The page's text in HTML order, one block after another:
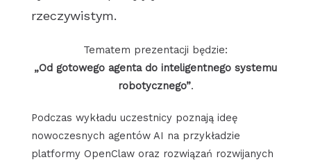
rzeczywistym.
Tematem prezentacji będzie:
„Od gotowego agenta do inteligentnego systemu
robotycznego”.
Podczas wykładu uczestnicy poznają ideę
nowoczesnych agentów AI na przykładzie
platformy OpenClaw oraz rozwiązań rozwijanych